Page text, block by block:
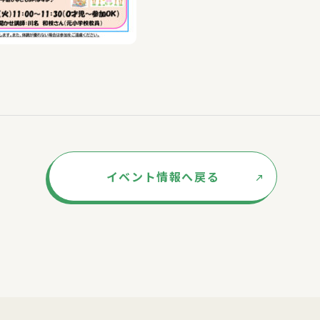
イベント情報へ戻る